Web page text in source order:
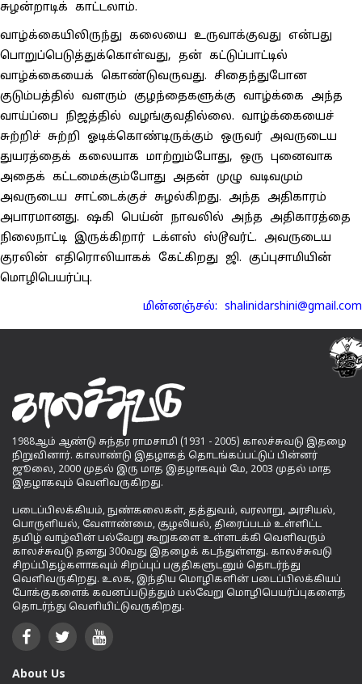
சுழன்றாடிக் காட்டலாம்.
வாழ்க்கையிலிருந்து கலையை உருவாக்குவது என்பது
பொறுப்பெடுத்துக்கொள்வது, தன் கட்டுப்பாட்டில்
வாழ்க்கையைக் கொண்டுவருவது. சிதைந்துபோன
குடும்பத்தில் வளரும் குழந்தைகளுக்கு வாழ்க்கை அந்த
வாய்ப்பை நிஜத்தில் வழங்குவதில்லை. வாழ்க்கையைச்
சுற்றிச் சுற்றி ஓடிக்கொண்டிருக்கும் ஒருவர் அவருடைய
துயரத்தைக் கலையாக மாற்றும்போது, ஒரு புனைவாக
அதைக் கட்டமைக்கும்போது அதன் முழு வடிவமும்
அவருடைய சாட்டைக்குச் சுழல்கிறது. அந்த அதிகாரம்
அபாரமானது. ஷகி பெய்ன் நாவலில் அந்த அதிகாரத்தை
நிலைநாட்டி இருக்கிறார் டக்ளஸ் ஸ்டூவர்ட். அவருடைய
குரலின் எதிரொலியாகக் கேட்கிறது ஜி. குப்புசாமியின்
மொழிபெயர்ப்பு.
மின்னஞ்சல்: shalinidarshini@gmail.com
1988ஆம் ஆண்டு சுந்தர ராமசாமி (1931 - 2005) காலச்சுவடு இதழை
நிறுவினார். காலாண்டு இதழாகத் தொடங்கப்பட்டுப் பின்னர்
ஜூலை, 2000 முதல் இரு மாத இதழாகவும் மே, 2003 முதல் மாத
இதழாகவும் வெளிவருகிறது.
படைப்பிலக்கியம், நுண்கலைகள், தத்துவம், வரலாறு, அரசியல்,
பொருளியல், வேளாண்மை, சூழலியல், திரைப்படம் உள்ளிட்ட
தமிழ் வாழ்வின் பல்வேறு கூறுகளை உள்ளடக்கி வெளிவரும்
காலச்சுவடு தனது 300வது இதழைக் கடந்துள்ளது. காலச்சுவடு
சிறப்பிதழ்களாகவும் சிறப்புப் பகுதிகளுடனும் தொடர்ந்து
வெளிவருகிறது. உலக, இந்திய மொழிகளின் படைப்பிலக்கியப்
போக்குகளைக் கவனப்படுத்தும் பல்வேறு மொழிபெயர்ப்புகளைத்
தொடர்ந்து வெளியிட்டுவருகிறது.
About Us